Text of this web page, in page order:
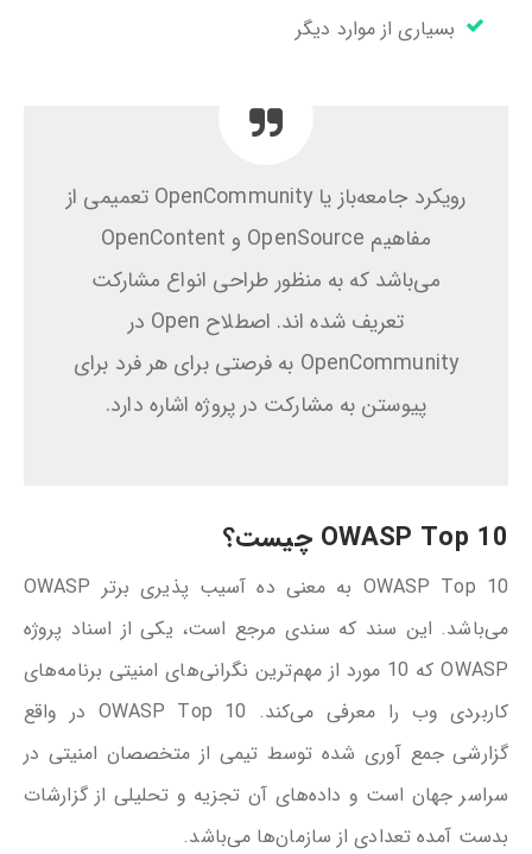
بسیاری از موارد دیگر
رویکرد جامعه‌باز یا OpenCommunity تعمیمی از
مفاهیم OpenSource و OpenContent
می‌باشد که به منظور طراحی انواع مشارکت
تعریف شده اند. اصطلاح Open در
OpenCommunity به فرصتی برای هر فرد برای
پیوستن به مشارکت در پروژه اشاره دارد.
OWASP Top 10 چیست؟
OWASP Top 10 به معنی ده آسیب پذیری برتر OWASP
می‌باشد. این سند که سندی مرجع است، یکی از اسناد پروژه
OWASP که 10 مورد از مهم‌ترین نگرانی‌های امنیتی برنامه‌های
کاربردی وب را معرفی می‌کند. OWASP Top 10 در واقع
گزارشی جمع آوری شده توسط تیمی از متخصصان امنیتی در
سراسر جهان است و داده‌های آن تجزیه و تحلیلی از گزارشات
بدست آمده تعدادی از سازمان‌ها می‌باشد.